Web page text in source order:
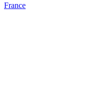
France